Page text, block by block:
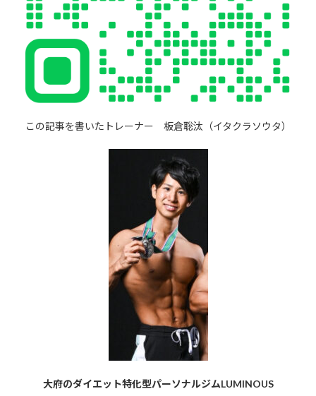
この記事を書いたトレーナー 板倉聡汰（イタクラソウタ）
大府のダイエット特化型パーソナルジムLUMINOUS